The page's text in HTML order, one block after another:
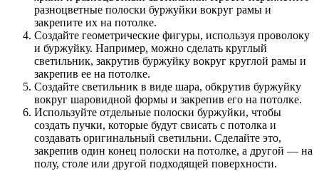
разноцветные полоски буржуйки вокруг рамы и
закрепите их на потолке.
Создайте геометрические фигуры, используя проволоку
и буржуйку. Например, можно сделать круглый
светильник, закрутив буржуйку вокруг круглой рамы и
закрепив ее на потолке.
Создайте светильник в виде шара, обкрутив буржуйку
вокруг шаровидной формы и закрепив его на потолке.
Используйте отдельные полоски буржуйки, чтобы
создать пучки, которые будут свисать с потолка и
создавать оригинальный светильни. Сделайте это,
закрепив один конец полоски на потолке, а другой — на
полу, столе или другой подходящей поверхности.